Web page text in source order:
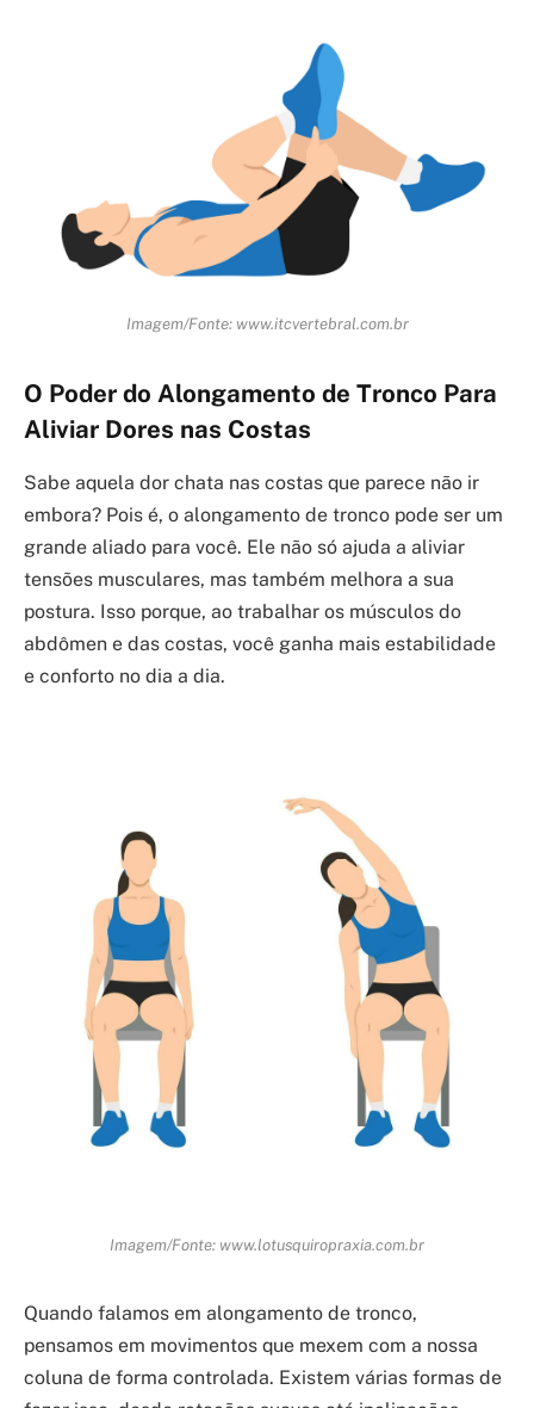
Imagem/Fonte: www.itcvertebral.com.br
O Poder do Alongamento de Tronco Para
Aliviar Dores nas Costas
Sabe aquela dor chata nas costas que parece não ir
embora? Pois é, o alongamento de tronco pode ser um
grande aliado para você. Ele não só ajuda a aliviar
tensões musculares, mas também melhora a sua
postura. Isso porque, ao trabalhar os músculos do
abdômen e das costas, você ganha mais estabilidade
e conforto no dia a dia.
Imagem/Fonte: www.lotusquiropraxia.com.br
Quando falamos em alongamento de tronco,
pensamos em movimentos que mexem com a nossa
coluna de forma controlada. Existem várias formas de